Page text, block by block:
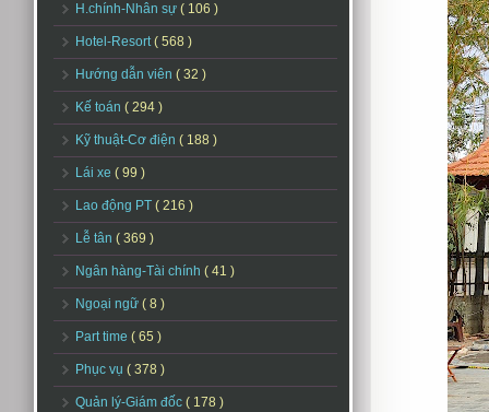
H.chính-Nhân sự ( 106 )
Hotel-Resort( 568 )
Hướng dẫn viên ( 32 )
Kế toán ( 294 )
Kỹ thuật-Cơ điện ( 188 )
Lái xe ( 99 )
Lao động PT ( 216 )
Lễ tân ( 369 )
Ngân hàng-Tài chính ( 41 )
Ngoại ngữ ( 8 )
Part time ( 65 )
Phục vụ ( 378 )
Quản lý-Giám đốc ( 178 )